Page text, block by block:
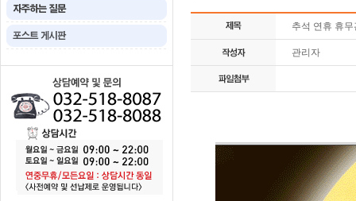
추석 연휴 휴
관리자